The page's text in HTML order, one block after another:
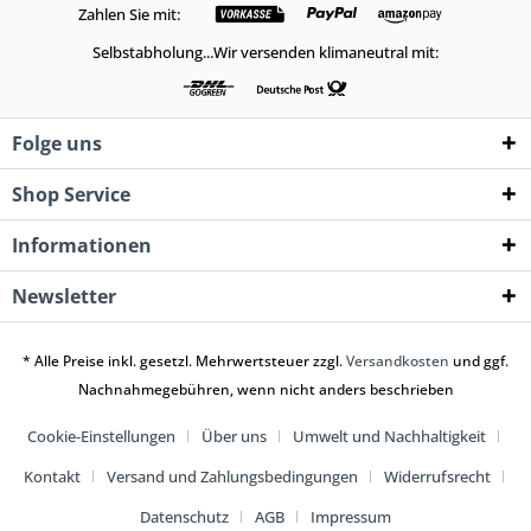
Zahlen Sie mit:
Selbstabholung...Wir versenden klimaneutral mit:
Folge uns
Shop Service
Informationen
Newsletter
* Alle Preise inkl. gesetzl. Mehrwertsteuer zzgl.Versandkosten und ggf.
Nachnahmegebühren, wenn nicht anders beschrieben
Cookie-Einstellungen Über uns
Umwelt und Nachhaltigkeit
Kontakt
Versand und Zahlungsbedingungen
Widerrufsrecht
Datenschutz
AGB Impressum